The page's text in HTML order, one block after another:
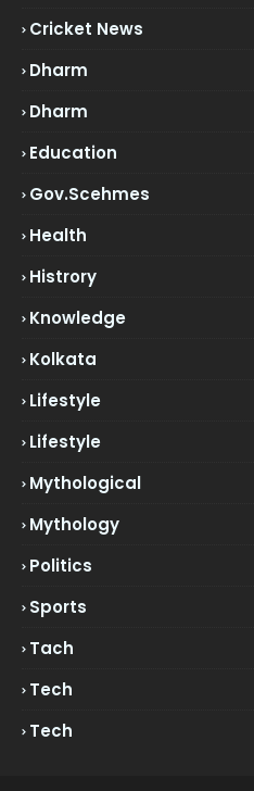
Cricket News
Dharm
Dharm
Education
Gov.scehmes
Health
Histrory
Knowledge
Kolkata
Lifestyle
Lifestyle
Mythological
Mythology
Politics
Sports
Tach
Tech
Tech